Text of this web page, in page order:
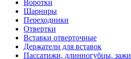
Воротки
Шарниры
Переходники
Отвертки
Вставки отверточные
Держатели для вставок
Пассатижи, длинногубцы,